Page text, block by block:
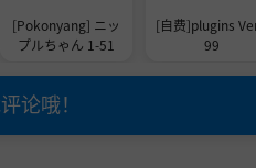
[Pokonyang] ニッ
プルちゃん 1-51
[自费]plugins
99
论哦！